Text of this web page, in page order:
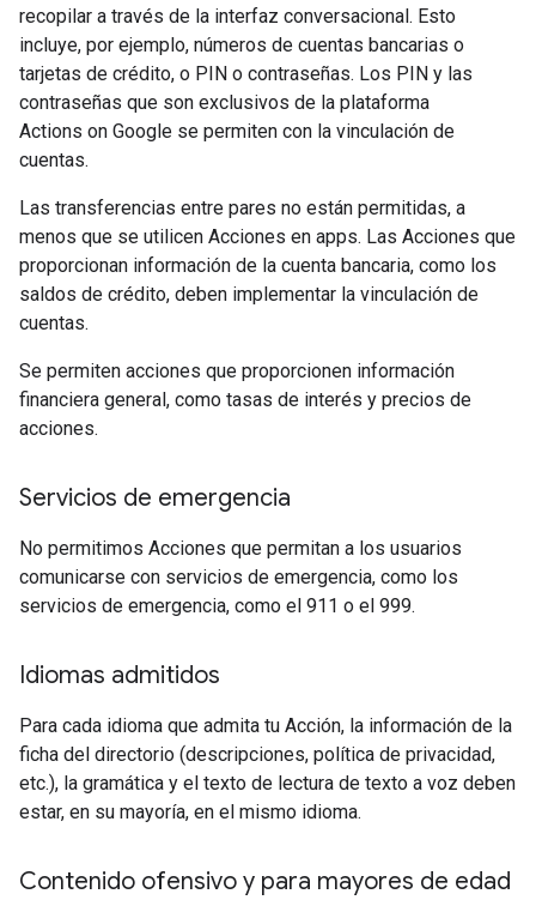
recopilar a través de la interfaz conversacional. Esto
incluye, por ejemplo, números de cuentas bancarias o
tarjetas de crédito, o PIN o contraseñas. Los PIN y las
contraseñas que son exclusivos de la plataforma
Actions on Google se permiten con la vinculación de
cuentas.
Las transferencias entre pares no están permitidas, a
menos que se utilicen Acciones en apps. Las Acciones que
proporcionan información de la cuenta bancaria, como los
saldos de crédito, deben implementar la vinculación de
cuentas.
Se permiten acciones que proporcionen información
financiera general, como tasas de interés y precios de
acciones.
Servicios de emergencia
No permitimos Acciones que permitan a los usuarios
comunicarse con servicios de emergencia, como los
servicios de emergencia, como el 911 o el 999.
Idiomas admitidos
Para cada idioma que admita tu Acción, la información de la
ficha del directorio (descripciones, política de privacidad,
etc.), la gramática y el texto de lectura de texto a voz deben
estar, en su mayoría, en el mismo idioma.
Contenido ofensivo y para mayores de edad